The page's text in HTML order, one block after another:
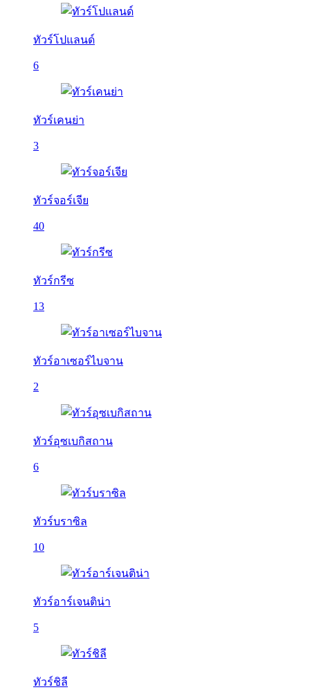
ทัวร์โปแลนด์
6
ทัวร์เคนย่า
3
ทัวร์จอร์เจีย
40
ทัวร์กรีซ
13
ทัวร์อาเซอร์ไบจาน
2
ทัวร์อุซเบกิสถาน
6
ทัวร์บราซิล
10
ทัวร์อาร์เจนติน่า
5
ทัวร์ชิลี